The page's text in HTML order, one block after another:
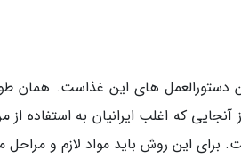
دستورالعمل های این غذاست. همان
که اغلب ایرانیان به استفاده از
این روش باید مواد لازم و مراحل